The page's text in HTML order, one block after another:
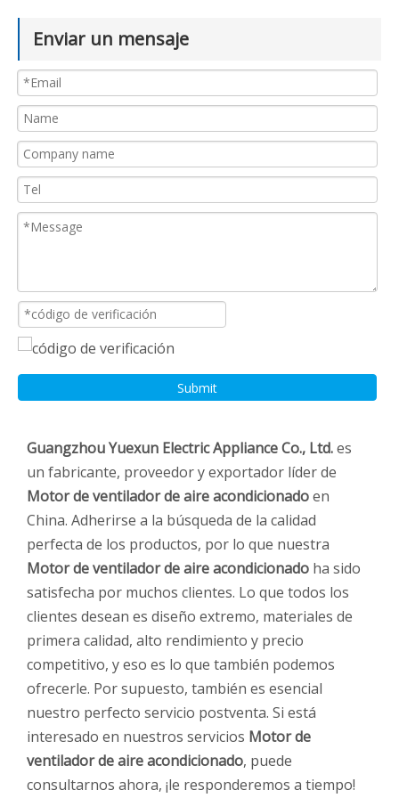
Enviar un mensaje
Submit
Guangzhou Yuexun Electric Appliance Co., Ltd.es
un fabricante, proveedor y exportador líder de
Motor de ventilador de aire acondicionadoen
China. Adherirse a la búsqueda de la calidad
perfecta de los productos, por lo que nuestra
Motor de ventilador de aire acondicionado ha sido
satisfecha por muchos clientes. Lo que todos los
clientes desean es diseño extremo, materiales de
primera calidad, alto rendimiento y precio
competitivo, y eso es lo que también podemos
ofrecerle. Por supuesto, también es esencial
nuestro perfecto servicio postventa. Si está
interesado en nuestros servicios Motor de
ventilador de aire acondicionado, puede
consultarnos ahora, ¡le responderemos a tiempo!